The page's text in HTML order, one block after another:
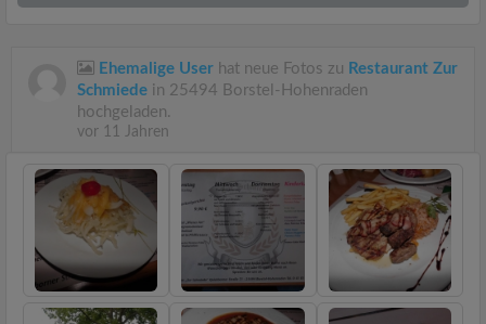
Ehemalige User hat neue Fotos zu Restaurant Zur
Schmiede in 25494 Borstel-Hohenraden
hochgeladen.
vor 11 Jahren